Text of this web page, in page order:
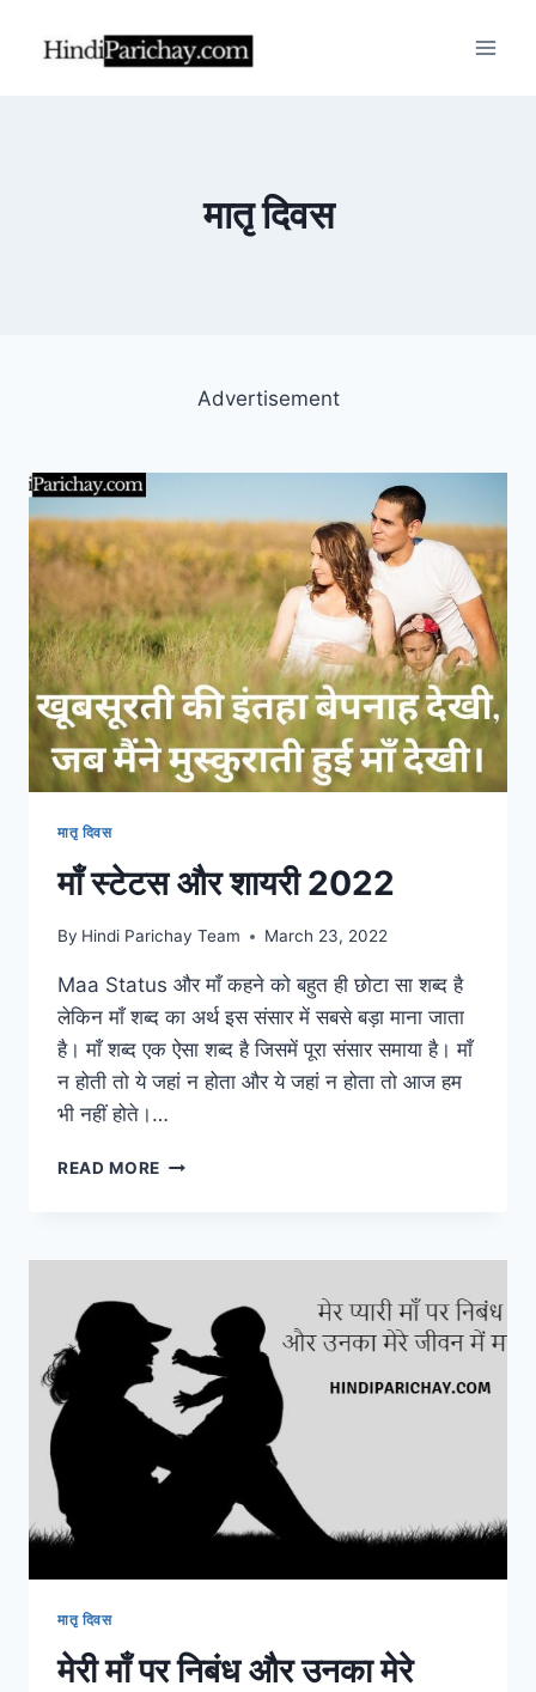
मातृ दिवस
Advertisement
मातृ दिवस
माँ स्टेटस और शायरी 2022
By Hindi Parichay Team March 23, 2022
Maa Status और माँ कहने को बहुत ही छोटा सा शब्द है
लेकिन माँ शब्द का अर्थ इस संसार में सबसे बड़ा माना जाता
है। माँ शब्द एक ऐसा शब्द है जिसमें पूरा संसार समाया है। माँ
न होती तो ये जहां न होता और ये जहां न होता तो आज हम
भी नहीं होते।…
READ MORE
2022
मातृ दिवस
मेरी माँ पर निबंध और उनका मेरे